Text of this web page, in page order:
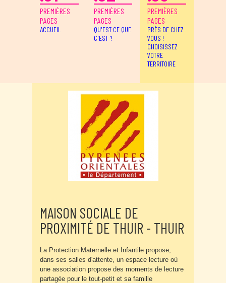
PREMIÈRES
PAGES
ACCUEIL
PREMIÈRES
PAGES
QU'EST-CE QUE
C'EST ?
PREMIÈRES
PAGES
PRÈS DE CHEZ
VOUS !
CHOISISSEZ
VOTRE
TERRITOIRE
MAISON SOCIALE DE
PROXIMITÉ DE THUIR - THUIR
La Protection Maternelle et Infantile propose,
dans ses salles d'attente, un espace lecture où
une association propose des moments de lecture
partagée pour le tout-petit et sa famille